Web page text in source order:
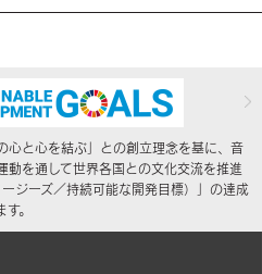
心と心を結ぶ」との創立理念を基に、音
動を通して世界各国との文化交流を推進
ジーズ／持続可能な開発目標）」の達成
。